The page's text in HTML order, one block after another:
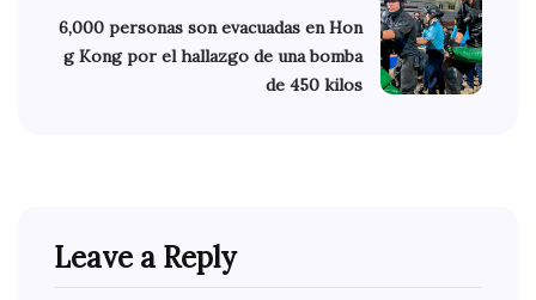
6,000 personas son evacuadas en Hon
g Kong por el hallazgo de una bomba
de 450 kilos
Leave a Reply